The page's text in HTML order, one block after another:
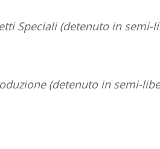
Speciali (detenuto in semi-
(detenuto in semi-